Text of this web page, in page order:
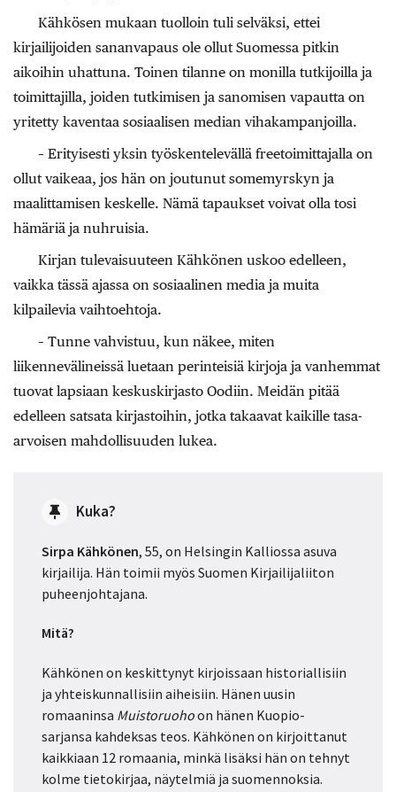
Kähkösen mukaan tuolloin tuli selväksi, ettei
kirjailijoiden sananvapaus ole ollut Suomessa pitkin
aikoihin uhattuna. Toinen tilanne on monilla tutkijoilla ja
toimittajilla, joiden tutkimisen ja sanomisen vapautta on
yritetty kaventaa sosiaalisen median vihakampanjoilla.
– Erityisesti yksin työskentelevällä freetoimittajalla on
ollut vaikeaa, jos hän on joutunut somemyrskyn ja
maalittamisen keskelle. Nämä tapaukset voivat olla tosi
hämäriä ja nuhruisia.
Kirjan tulevaisuuteen Kähkönen uskoo edelleen,
vaikka tässä ajassa on sosiaalinen media ja muita
kilpailevia vaihtoehtoja.
– Tunne vahvistuu, kun näkee, miten
liikennevälineissä luetaan perinteisiä kirjoja ja vanhemmat
tuovat lapsiaan keskuskirjasto Oodiin. Meidän pitää
edelleen satsata kirjastoihin, jotka takaavat kaikille tasa-
arvoisen mahdollisuuden lukea.
Kuka?
Sirpa Kähkönen, 55, on Helsingin Kalliossa asuva
kirjailija. Hän toimii myös Suomen Kirjailijaliiton
puheenjohtajana.
Mitä?
Kähkönen on keskittynyt kirjoissaan historiallisiin
ja yhteiskunnallisiin aiheisiin. Hänen uusin
romaaninsa Muistoruohoon hänen Kuopio-
sarjansa kahdeksas teos. Kähkönen on kirjoittanut
kaikkiaan 12 romaania, minkä lisäksi hän on tehnyt
kolme tietokirjaa, näytelmiä ja suomennoksia.